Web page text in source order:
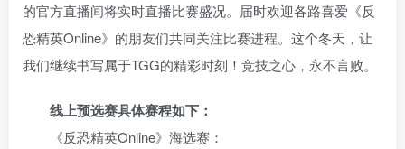
的官方直播间将实时直播比赛盛况。届时欢迎各路喜爱《反
恐精英Online》的朋友们共同关注比赛进程。这个冬天，让
我们继续书写属于TGG的精彩时刻！竞技之心，永不言败。
线上预选赛具体赛程如下：
《反恐精英Online》海选赛：